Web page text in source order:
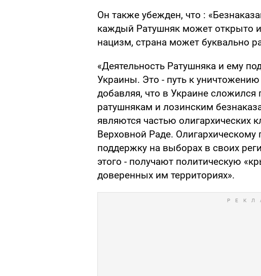
Он также убежден, что :
каждый Ратушняк может открыто
нацизм, страна может буквально
«Деятельность Ратушняка и ему
Украины. Это - путь к уничтожению
добавляя, что в Украине сложился
ратушнякам и лозинским
являются частью олигархических
Верховной Раде.
поддержку на выборах в своих
этого - получают политическую
доверенных им территориях».